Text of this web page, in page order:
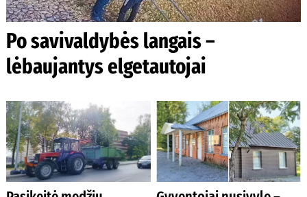
Po savivaldybės langais –
lėbaujantys elgetautojai